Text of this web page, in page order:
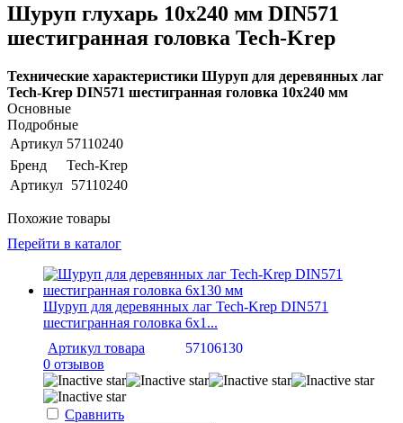
Шуруп глухарь 10х240 мм DIN571
шестигранная головка Tech-Krep
Технические характеристики Шуруп для деревянных лаг
Tech-Krep DIN571 шестигранная головка 10х240 мм
Основные
Подробные
Артикул 57110240
Бренд
Tech-Krep
Артикул 57110240
Похожие товары
Перейти в каталог
Шуруп для деревянных лаг Tech-Krep DIN571
шестигранная головка 6х1...
Артикул товара
57106130
0 отзывов
Сравнить